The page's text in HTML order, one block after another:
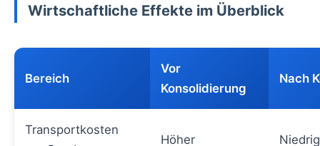
Wirtschaftliche Effekte im Überblick
Bereich
Vor
Konsolidierung
Nach
Transportkosten
Höher